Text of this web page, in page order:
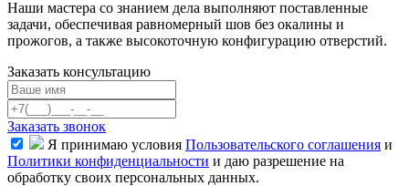
Наши мастера со знанием дела выполняют поставленные
задачи, обеспечивая равномерный шов без окалины и
прожогов, а также высокоточную конфигурацию отверстий.
Заказать консультацию
Заказать звонок
Я принимаю условия Пользовательского соглашения и
Политики конфиденциальности и даю разрешение на
обработку своих персональных данных.